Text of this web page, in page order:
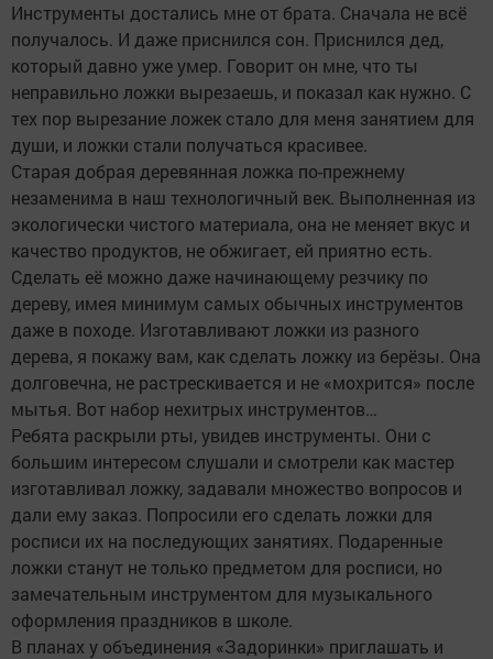
Инструменты достались мне от брата. Сначала не всё
получалось. И даже приснился сон. Приснился дед,
который давно уже умер. Говорит он мне, что ты
неправильно ложки вырезаешь, и показал как нужно. С
тех пор вырезание ложек стало для меня занятием для
души, и ложки стали получаться красивее.
Старая добрая деревянная ложка по-прежнему
незаменима в наш технологичный век. Выполненная из
экологически чистого материала, она не меняет вкус и
качество продуктов, не обжигает, ей приятно есть.
Сделать её можно даже начинающему резчику по
дереву, имея минимум самых обычных инструментов
даже в походе. Изготавливают ложки из разного
дерева, я покажу вам, как сделать ложку из берёзы. Она
долговечна, не растрескивается и не «мохрится» после
мытья. Вот набор нехитрых инструментов…
Ребята раскрыли рты, увидев инструменты. Они с
большим интересом слушали и смотрели как мастер
изготавливал ложку, задавали множество вопросов и
дали ему заказ. Попросили его сделать ложки для
росписи их на последующих занятиях. Подаренные
ложки станут не только предметом для росписи, но
замечательным инструментом для музыкального
оформления праздников в школе.
В планах у объединения «Задоринки» приглашать и